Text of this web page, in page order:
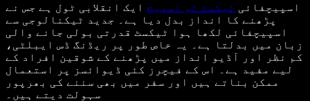
اسپیچفائی ٹیکسٹ ٹو اسپیچ ایک انقلابی ٹول ہے جس نے
پڑھنے کا انداز بدل دیا ہے۔ جدید ٹیکنالوجی سے
اسپیچفائی لکھا ہوا ٹیکسٹ قدرتی بولی جانے والی
زبان میں بدلتا ہے۔ یہ خاص طور پر ریڈنگ ڈس ایبلٹی،
کم نظر اور آڈیو انداز میں پڑھنے کے شوقین افراد کے
لیے مفید ہے۔ اس کے فیچرز کئی ڈیوائسز پر استعمال
ممکن بناتے ہیں اور سفر میں بھی سننے کی بھرپور
سہولت دیتے ہیں۔